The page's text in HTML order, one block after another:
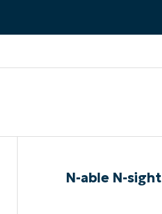
N-able N-sight